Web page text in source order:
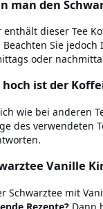
man den
enthält dieser Tee
Beachten Sie
oder
hoch ist der
wie bei anderen
des verwendeten
Vanille
Schwarztee mit
Rezepte? Dann